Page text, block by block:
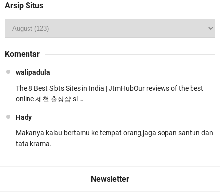
Gelar Apel Siaga Kamtibmas Serentak
Polres Lombok Timur Raih Predikat 'A' Layanan
Arsip Situs
Komentar
walipadula
The 8 Best Slots Sites in India | JtmHubOur reviews of the best
online 제천 출장샵 sl …
Hady
Makanya kalau bertamu ke tempat orang,jaga sopan santun dan
tata krama.